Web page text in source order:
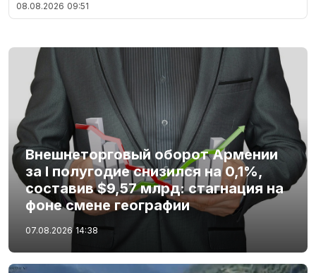
08.08.2026 09:51
Внешнеторговый оборот Армении
за I полугодие снизился на 0,1%,
составив $9,57 млрд: стагнация на
фоне смене географии
07.08.2026 14:38